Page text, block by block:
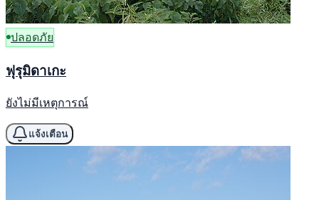
ปลอดภัย
ฟุรุมิดาเกะ
ยังไม่มีเหตุการณ์
แจ้งเตือน